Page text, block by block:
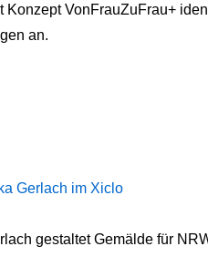
VonFrauZuFrau+
an.
Gerlach im Xiclo
gestaltet Gemälde für